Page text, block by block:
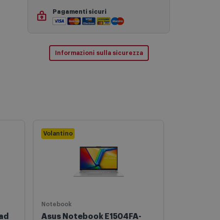
Pagamenti sicuri
Informazioni sulla sicurezza
Volantino
Notebook
Asus Notebook E1504FA-